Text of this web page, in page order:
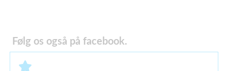
Følg os også på facebook.